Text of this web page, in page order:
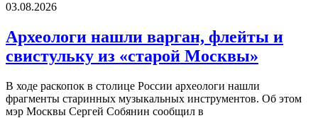
03.08.2026
Археологи нашли варган, флейты и
свистульку из «старой Москвы»
В ходе раскопок в столице России археологи нашли
фрагменты старинных музыкальных инструментов. Об этом
мэр Москвы Сергей Собянин сообщил в